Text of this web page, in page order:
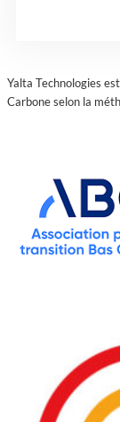
Yalta Technologies
Carbone selon la